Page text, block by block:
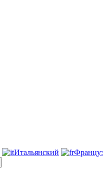
Итальянский